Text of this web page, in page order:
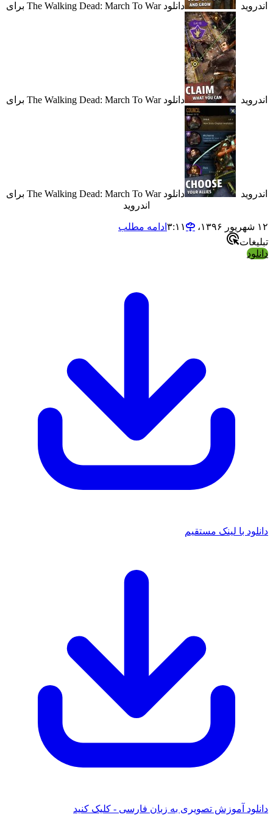
دانلود The Walking Dead: March To War برای
دانلود The Walking Dead: March To War برای
دانلود The Walking Dead: March To War برای
ادامه مطلب
با لینک مستقیم
آموزش تصویری به زبان فارسی - کلیک کنید